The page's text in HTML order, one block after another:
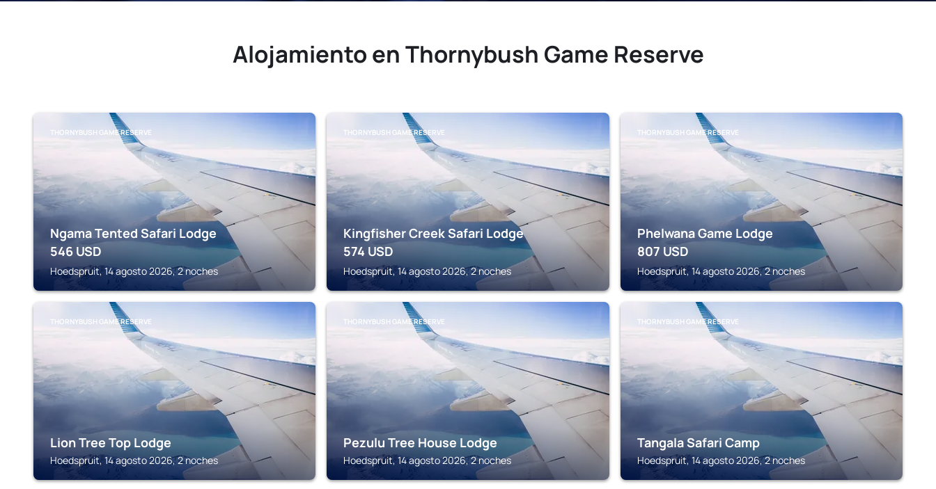
Alojamiento en Thornybush Game Reserve
THORNYBUSH GAME RESERVE
Ngama Tented Safari Lodge
546 USD
Hoedspruit, 14 agosto 2026, 2 noches
THORNYBUSH GAME RESERVE
Kingfisher Creek Safari Lodge
574 USD
Hoedspruit, 14 agosto 2026, 2 noches
THORNYBUSH GAME RESERVE
Phelwana Game Lodge
807 USD
Hoedspruit, 14 agosto 2026, 2 noches
THORNYBUSH GAME RESERVE
Lion Tree Top Lodge
Hoedspruit, 14 agosto 2026, 2 noches
THORNYBUSH GAME RESERVE
Pezulu Tree House Lodge
Hoedspruit, 14 agosto 2026, 2 noches
THORNYBUSH GAME RESERVE
Tangala Safari Camp
Hoedspruit, 14 agosto 2026, 2 noches